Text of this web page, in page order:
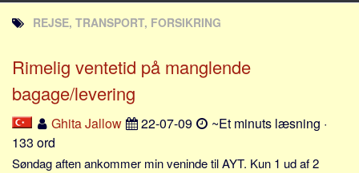
Utvandrarna.se
Tyskland.dk
England.dk
Rusland.dk
JLKM.dk
Lande
Tyrkiet
REJSE, TRANSPORT, FORSIKRING
Rimelig ventetid på manglende
bagage/levering
Ghita Jallow 22-07-09
~Et minuts læsning ·
133 ord
Søndag aften ankommer min veninde til AYT. Kun 1 ud af 2